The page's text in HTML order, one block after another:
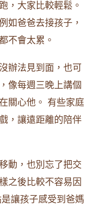
，大家比較輕鬆。
如爸爸去接孩子，
不會太累。
辦法見到面，也可
像每週三晚上講個
關心他。 有些家庭
，讓遠距離的陪伴
動，也別忘了把交
之後比較不容易因
讓孩子感受到爸媽